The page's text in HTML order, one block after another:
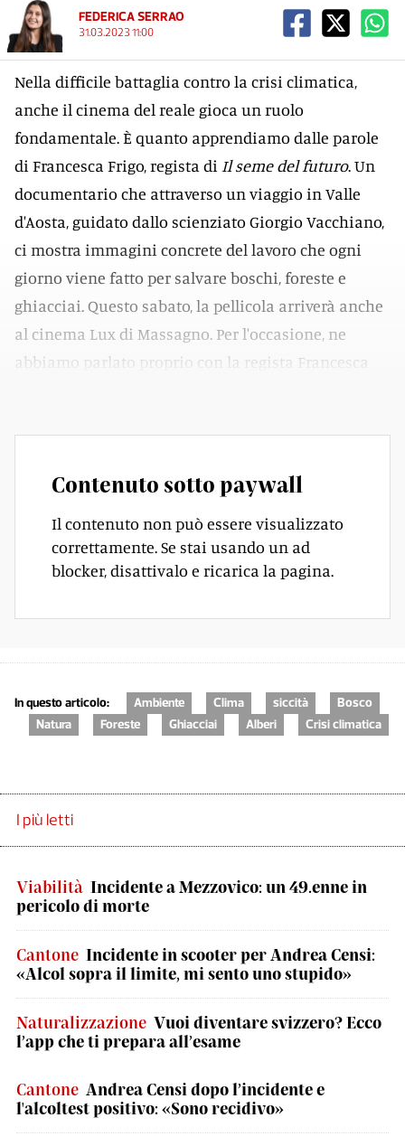
FEDERICA SERRAO
31.03.2023 11:00
Nella difficile battaglia contro la crisi climatica,
anche il cinema del reale gioca un ruolo
fondamentale. È quanto apprendiamo dalle parole
di Francesca Frigo, regista di Il seme del futuro. Un
documentario che attraverso un viaggio in Valle
d'Aosta, guidato dallo scienziato Giorgio Vacchiano,
ci mostra immagini concrete del lavoro che ogni
giorno viene fatto per salvare boschi, foreste e
ghiacciai. Questo sabato, la pellicola arriverà anche
al cinema Lux di Massagno. Per l'occasione, ne
abbiamo parlato proprio con la regista Francesca
Contenuto sotto paywall
Il contenuto non può essere visualizzato
correttamente. Se stai usando un ad
blocker, disattivalo e ricarica la pagina.
In questo articolo: Ambiente Clima siccità
Bosco
Natura
Foreste Ghiacciai Alberi Crisi climatica
I più letti
Viabilità Incidente a Mezzovico: un 49.enne in
pericolo di morte
Cantone Incidente in scooter per Andrea Censi:
«Alcol sopra il limite, mi sento uno stupido»
Naturalizzazione Vuoi diventare svizzero? Ecco
l’app che ti prepara all’esame
Cantone Andrea Censi dopo l’incidente e
l'alcoltest positivo: «Sono recidivo»